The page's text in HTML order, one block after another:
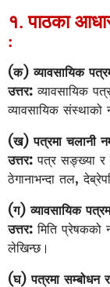
१. पाठका
:
(क) व्यावसायिक
उत्तर: व्यावसायिक
व्यावसायिक संस्थाको
(ख) पत्रमा चलानी
उत्तर: पत्र सङ्ख्या र
ठेगानाभन्दा तल,
(ग) व्यावसायिक
उत्तर: मिति प्रेषकको
लेखिन्छ।
(घ) पत्रमा सम्बोधन